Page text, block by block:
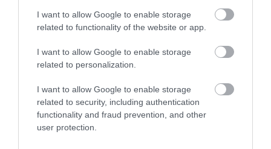
I want to allow Google to enable storage
related to functionality of the website or app.
I want to allow Google to enable storage
related to personalization.
I want to allow Google to enable storage
related to security, including authentication
functionality and fraud prevention, and other
user protection.
vizsgálatokat is végeztek a csontmaradványokon,
amelyek alapján a harcosok étrendje jelentős
mennyiségű állati fehérjét tartalmazott. Ez szintén
arra utal, hogy társadalmi helyzetük kiemelkedő
lehetett. A leletek alapján a régészek úgy vélik, hogy
feltehetően katonai vezetői szerepet töltöttek be. A
vizsgálatok folytatódnak, a harcosok pontos kilétét
és haláluk körülményeit egyelőre nem ismerik.